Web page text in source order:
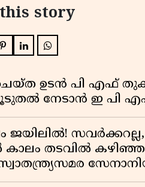
story
ചെയ്ത ഉടൻ പി എഫ്
നേടാൻ ഇ പി
ജയിലിൽ!
തടവിൽ കഴിഞ്ഞ